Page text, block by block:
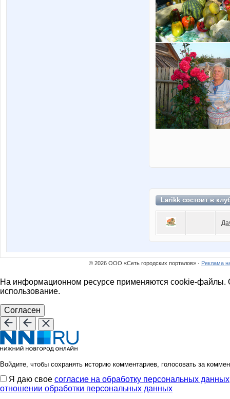
Larikk состоит в
© 2026 ООО «Сеть городских порталов» · Реклама
На информационном ресурсе применяются cookie-файлы.
использование.
Согласен
Войдите, чтобы сохранять историю комментариев, голосовать за
Я даю свое согласие на обработку персональных данных
отношении обработки персональных данных